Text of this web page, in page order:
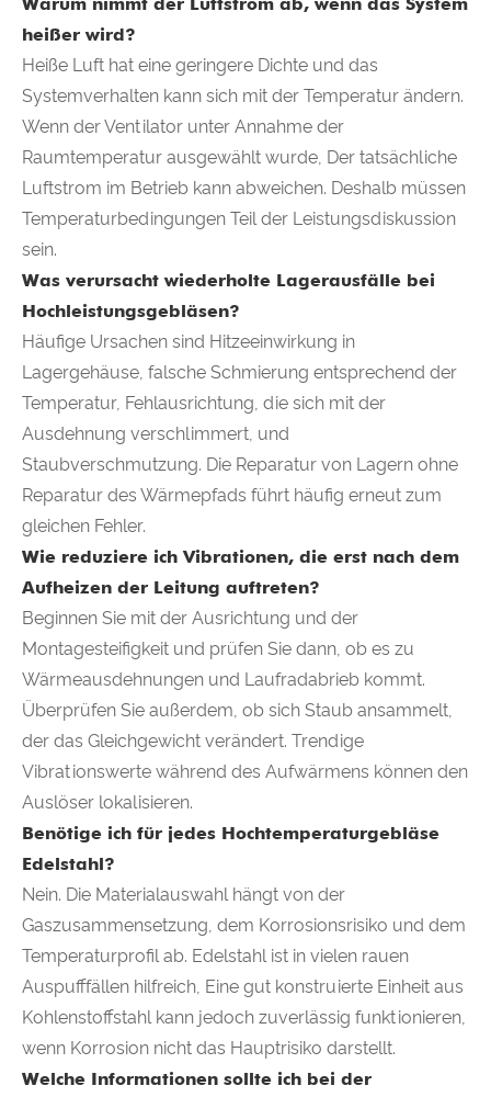
heißer wird?
Heiße Luft hat eine geringere Dichte und das
Systemverhalten kann sich mit der Temperatur ändern.
Wenn der Ventilator unter Annahme der
Raumtemperatur ausgewählt wurde, Der tatsächliche
Luftstrom im Betrieb kann abweichen. Deshalb müssen
Temperaturbedingungen Teil der Leistungsdiskussion
sein.
Was verursacht wiederholte Lagerausfälle bei
Hochleistungsgebläsen?
Häufige Ursachen sind Hitzeeinwirkung in
Lagergehäuse, falsche Schmierung entsprechend der
Temperatur, Fehlausrichtung, die sich mit der
Ausdehnung verschlimmert, und
Staubverschmutzung. Die Reparatur von Lagern ohne
Reparatur des Wärmepfads führt häufig erneut zum
gleichen Fehler.
Wie reduziere ich Vibrationen, die erst nach dem
Aufheizen der Leitung auftreten?
Beginnen Sie mit der Ausrichtung und der
Montagesteifigkeit und prüfen Sie dann, ob es zu
Wärmeausdehnungen und Laufradabrieb kommt.
Überprüfen Sie außerdem, ob sich Staub ansammelt,
der das Gleichgewicht verändert. Trendige
Vibrationswerte während des Aufwärmens können den
Auslöser lokalisieren.
Benötige ich für jedes Hochtemperaturgebläse
Edelstahl?
Nein. Die Materialauswahl hängt von der
Gaszusammensetzung, dem Korrosionsrisiko und dem
Temperaturprofil ab. Edelstahl ist in vielen rauen
Auspufffällen hilfreich, Eine gut konstruierte Einheit aus
Kohlenstoffstahl kann jedoch zuverlässig funktionieren,
wenn Korrosion nicht das Hauptrisiko darstellt.
Welche Informationen sollte ich bei der